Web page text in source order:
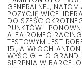
GENERALNEJ,
POZYCJĘ
DO
PUNKTÓW.
ALFA ROMEO
TESTOWYM JEST
15., A WŁOCH
WYŚCIG – O GRAND
SIERPNIA W